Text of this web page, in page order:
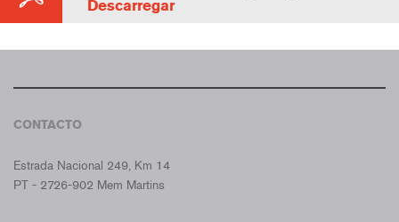
Descarregar
CONTACTO
Estrada Nacional 249, Km 14
PT - 2726-902 Mem Martins